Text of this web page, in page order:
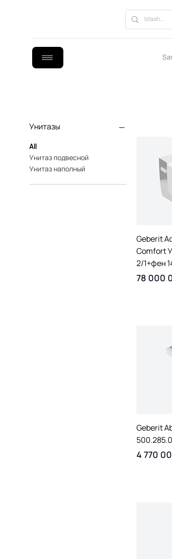
Унитазы
All
Унитаз подвесной
Унитаз наполный
Geberit
Comfort
2/1+фен
Price
78 000
Geberit
Price
4 770